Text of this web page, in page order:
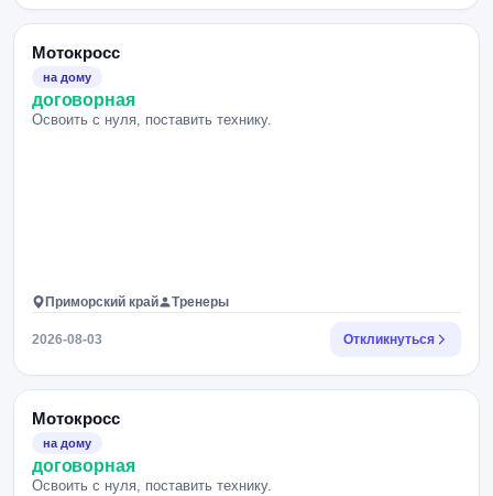
Мотокросс
на дому
договорная
Освоить с нуля, поставить технику.
Приморский край Тренеры
2026-08-03 Откликнуться
Мотокросс
на дому
договорная
Освоить с нуля, поставить технику.